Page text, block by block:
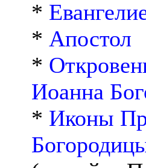
*
* Апостол
*
Иоанна
* Иконы